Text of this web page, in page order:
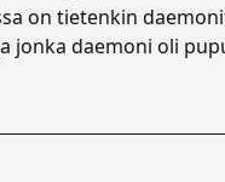
on tietenkin
jonka daemoni oli